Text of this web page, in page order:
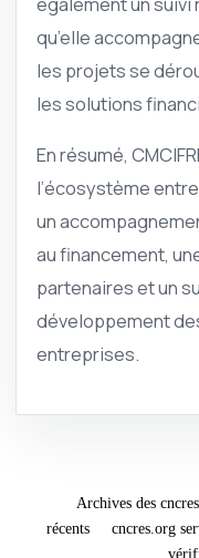
qu’elle
les projets se
les solutions
En résumé,
l’écosystème
un
au financement,
partenaires et un
développement
entreprises.
Archives des
récents
cncres.org